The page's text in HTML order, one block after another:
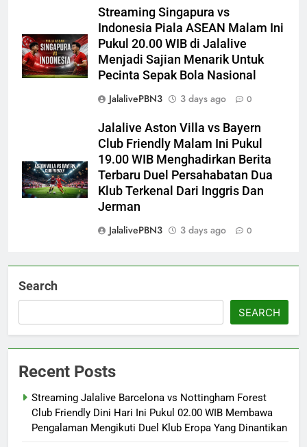
Streaming Singapura vs
Indonesia Piala ASEAN Malam Ini
Pukul 20.00 WIB di Jalalive
Menjadi Sajian Menarik Untuk
Pecinta Sepak Bola Nasional
JalalivePBN3
3 days ago 0
Jalalive Aston Villa vs Bayern
Club Friendly Malam Ini Pukul
19.00 WIB Menghadirkan Berita
Terbaru Duel Persahabatan Dua
Klub Terkenal Dari Inggris Dan
Jerman
JalalivePBN3
3 days ago 0
Search
SEARCH
Recent Posts
Streaming Jalalive Barcelona vs Nottingham Forest
Club Friendly Dini Hari Ini Pukul 02.00 WIB Membawa
Pengalaman Mengikuti Duel Klub Eropa Yang Dinantikan